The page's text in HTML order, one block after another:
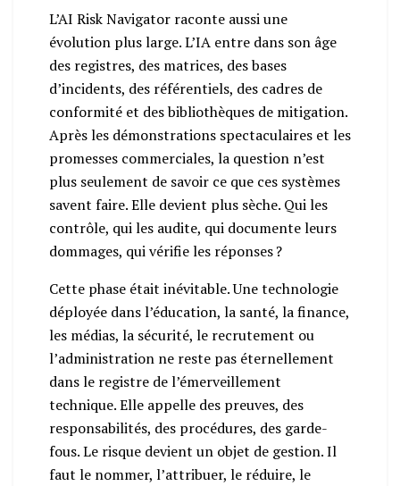
L’AI Risk Navigator raconte aussi une
évolution plus large. L’IA entre dans son âge
des registres, des matrices, des bases
d’incidents, des référentiels, des cadres de
conformité et des bibliothèques de mitigation.
Après les démonstrations spectaculaires et les
promesses commerciales, la question n’est
plus seulement de savoir ce que ces systèmes
savent faire. Elle devient plus sèche. Qui les
contrôle, qui les audite, qui documente leurs
dommages, qui vérifie les réponses ?
Cette phase était inévitable. Une technologie
déployée dans l’éducation, la santé, la finance,
les médias, la sécurité, le recrutement ou
l’administration ne reste pas éternellement
dans le registre de l’émerveillement
technique. Elle appelle des preuves, des
responsabilités, des procédures, des garde-
fous. Le risque devient un objet de gestion. Il
faut le nommer, l’attribuer, le réduire, le